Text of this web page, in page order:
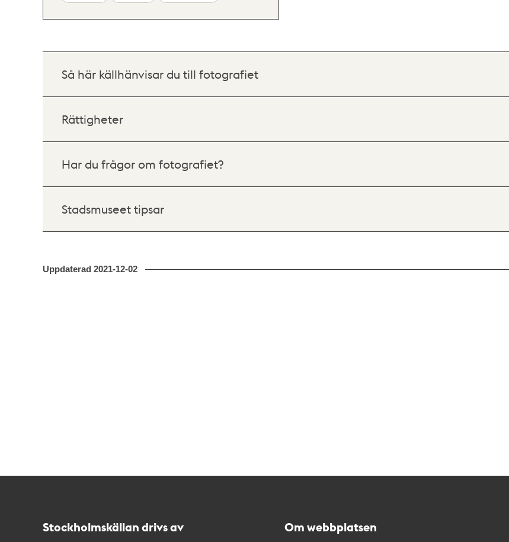
Så här källhänvisar du till fotografiet
Rättigheter
Har du frågor om fotografiet?
Stadsmuseet tipsar
Uppdaterad 2021-12-02
Stockholmskällan drivs av Om webbplatsen